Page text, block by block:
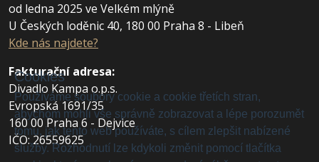
od ledna 2025 ve Velkém mlýně
U Českých loděnic 40, 180 00 Praha 8 - Libeň
Kde nás najdete?
Fakturační adresa:
Divadlo Kampa o.p.s.
Evropská 1691/35
160 00 Praha 6 - Dejvice
IČO: 26559625
Cookies
Používáme soubory cookie a cookie třetích stran,
abychom mohli vše správně zobrazovat a lépe porozumět
tomu, jak tento web používáte, s cílem zlepšit nabízené
služby. Rozhodnutí lze kdykoli změnit pomocí tlačítka